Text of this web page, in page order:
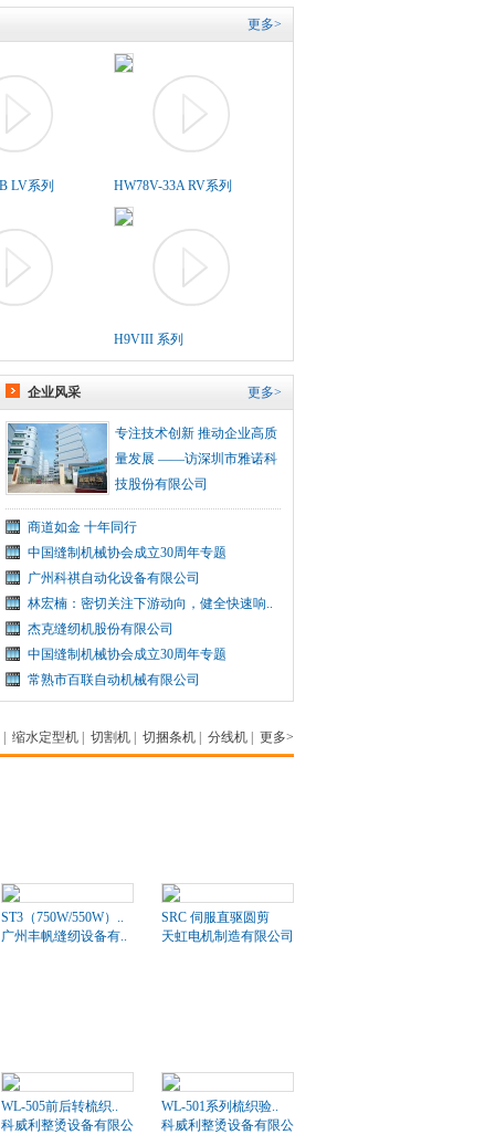
更多>
LV系列 HW78V-33A RV系列
H9VIII 系列
更多>
企业风采
专注技术创新 推动企业高质
量发展 ——访深圳市雅诺科
技股份有限公司
商道如金 十年同行
中国缝制机械协会成立30周年专题
广州科祺自动化设备有限公司
林宏楠：密切关注下游动向，健全快速响..
杰克缝纫机股份有限公司
中国缝制机械协会成立30周年专题
常熟市百联自动机械有限公司
缩水定型机 切割机 切捆条机 分线机 更多>
ST3（750W/550W）..
广州丰帆缝纫设备有..
SRC 伺服直驱圆剪
天虹电机制造有限公司
WL-505前后转梳织..
科威利整烫设备有限公司
WL-501系列梳织验..
科威利整烫设备有限公司